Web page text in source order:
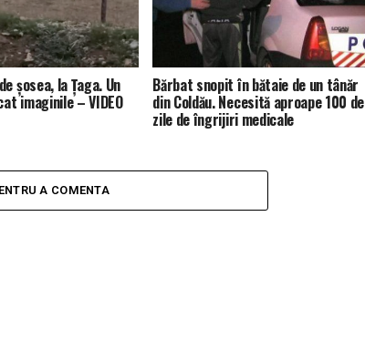
șosea, la Țaga. Un
imaginile – VIDEO
Bărbat snopit în bătaie de un tânăr
din Coldău. Necesită aproape 100 de
zile de îngrijiri medicale
A COMENTA